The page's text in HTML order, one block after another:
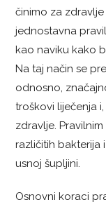
činimo za
jednostavna
kao naviku kako
Na taj način se
odnosno,
troškovi liječenja
zdravlje.
različitih bakterija
usnoj šupljini.
Osnovni koraci